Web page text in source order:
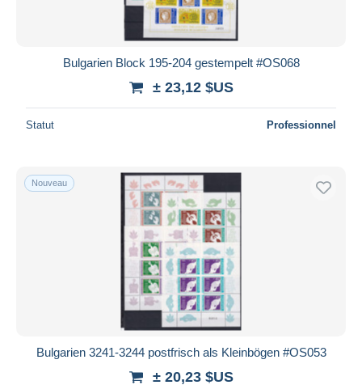
Bulgarien Block 195-204 gestempelt #OS068
± 23,12 $US
Statut Professionnel
Nouveau
Bulgarien 3241-3244 postfrisch als Kleinbögen #OS053
± 20,23 $US